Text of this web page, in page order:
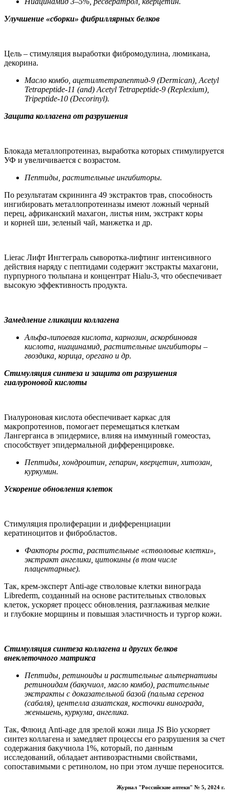
Улучшение «сборки» фибриллярных белков
Цель – стимуляция выработки фибромодулина, люмикана,
декорина.
Масло комбо, ацетилтетрапептид-9 (Dermican), Acetyl
Tetrapeptide-11 (and) Acetyl Tetrapeptide-9 (Replexium),
Tripeptide-10 (Decorinyl).
Защита коллагена от разрушения
Блокада металлопротеиназ, выработка которых стимулируется
УФ и увеличивается с возрастом.
Пептиды, растительные ингибиторы.
По результатам скрининга 49 экстрактов трав, способность
ингибировать металлопротеиназы имеют ложный черный
перец, африканский махагон, листья ним, экстракт коры
и корней ши, зеленый чай, манжетка и др.
Lierac Лифт Ингтеграль сыворотка-лифтинг интенсивного
действия наряду с пептидами содержит экстракты махагони,
пурпурного тюльпана и концентрат Hialu-3, что обеспечивает
высокую эффективность продукта.
Замедление гликации коллагена
Альфа-липоевая кислота, карнозин, аскорбиновая
кислота, ниацинамид, растительные ингибиторы –
гвоздика, корица, орегано и др.
Стимуляция синтеза и защита от разрушения
гиалуроновой кислоты
Гиалуроновая кислота обеспечивает каркас для
макропротеинов, помогает перемещаться клеткам
Лангерганса в эпидермисе, влияя на иммунный гомеостаз,
способствует эпидермальной дифференцировке.
Пептиды, хондроитин, гепарин, кверцетин, хитозан,
куркумин.
Ускорение обновления клеток
Стимуляция пролиферации и дифференциации
кератиноцитов и фибробластов.
Факторы роста, растительные «стволовые клетки»,
экстракт ангелики, цитокины (в том числе
плацентарные).
Так, крем-эксперт Anti-age стволовые клетки винограда
Librederm, созданный на основе растительных стволовых
клеток, ускоряет процесс обновления, разглаживая мелкие
и глубокие морщины и повышая эластичность и тургор кожи.
Стимуляция синтеза коллагена и других белков
внеклеточного матрикса
Пептиды, ретиноиды и растительные альтернативы
ретиноидам (бакучиол, масло комбо), растительные
экстракты с доказательной базой (пальма сереноа
(сабаля), центелла азиатская, косточки винограда,
женьшень, куркума, ангелика.
Так, Флюид Anti-age для зрелой кожи лица JS Bio ускоряет
синтез коллагена и замедляет процессы его разрушения за счет
содержания бакучиола 1%, который, по данным
исследований, обладает антивозрастными свойствами,
сопоставимыми с ретинолом, но при этом лучше переносится.
Журнал "Российские аптеки" № 5, 2024 г.